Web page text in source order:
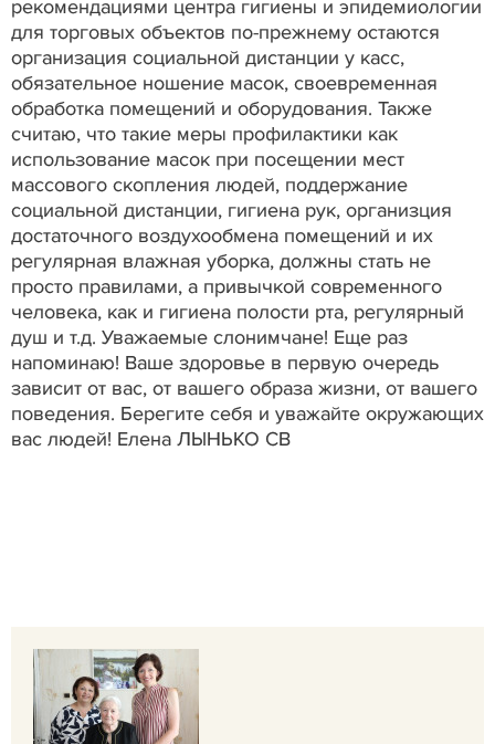
рекомендациями центра гигиены и эпидемиологии
для торговых объектов по-прежнему остаются
организация социальной дистанции у касс,
обязательное ношение масок, своевременная
обработка помещений и оборудования. Также
считаю, что такие меры профилактики как
использование масок при посещении мест
массового скопления людей, поддержание
социальной дистанции, гигиена рук, организция
достаточного воздухообмена помещений и их
регулярная влажная уборка, должны стать не
просто правилами, а привычкой современного
человека, как и гигиена полости рта, регулярный
душ и т.д. Уважаемые слонимчане! Еще раз
напоминаю! Ваше здоровье в первую очередь
зависит от вас, от вашего образа жизни, от вашего
поведения. Берегите себя и уважайте окружающих
вас людей! Елена ЛЫНЬКО СВ